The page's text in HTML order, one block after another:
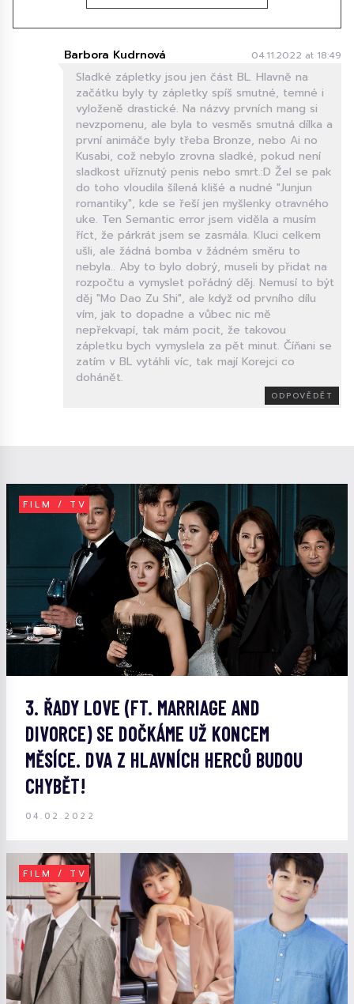
Barbora Kudrnová 04.11.2022 at 18:49
Sladké zápletky jsou jen část BL. Hlavně na
začátku byly ty zápletky spíš smutné, temné i
vyloženě drastické. Na názvy prvních mang si
nevzpomenu, ale byla to vesměs smutná dílka a
první animáče byly třeba Bronze, nebo Ai no
Kusabi, což nebylo zrovna sladké, pokud není
sladkost uříznutý penis nebo smrt.:D Žel se pak
do toho vloudila šílená klišé a nudné "Junjun
romantiky", kde se řeší jen myšlenky otravného
uke. Ten Semantic error jsem viděla a musím
říct, že párkrát jsem se zasmála. Kluci celkem
ušli, ale žádná bomba v žádném směru to
nebyla.. Aby to bylo dobrý, museli by přidat na
rozpočtu a vymyslet pořádný děj. Nemusí to být
děj "Mo Dao Zu Shi", ale když od prvního dílu
vím, jak to dopadne a vůbec nic mě
nepřekvapí, tak mám pocit, že takovou
zápletku bych vymyslela za pět minut. Číňani se
zatím v BL vytáhli víc, tak mají Korejci co
dohánět.
ODPOVĚDĚT
FILM / TV
3. ŘADY LOVE (FT. MARRIAGE AND
DIVORCE) SE DOČKÁME UŽ KONCEM
MĚSÍCE. DVA Z HLAVNÍCH HERCŮ BUDOU
CHYBĚT!
04.02.2022
FILM / TV